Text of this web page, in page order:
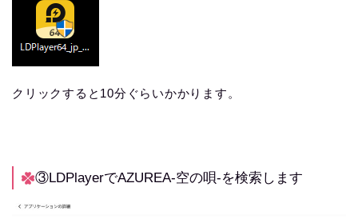
クリックすると10分ぐらいかかります。
③LDPlayerでAZUREA-空の唄-を検索します